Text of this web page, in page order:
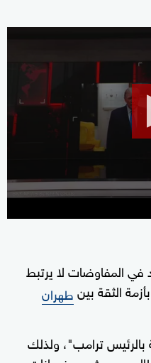
minutes,
55
في المفاوضات لا يرتبط
الثقة بينطهران
بالرئيس ترامب"، ولذلك